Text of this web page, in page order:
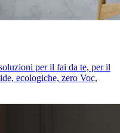
per il fai da te, per il
ecologiche, zero Voc,